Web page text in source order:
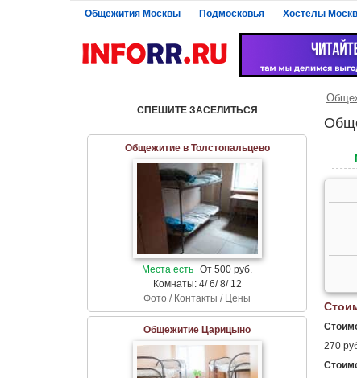
Общежития Москвы Подмосковья Хостелы
СПЕШИТЕ ЗАСЕЛИТЬСЯ
Общежитие в Толстопальцево
Места есть От 500 руб.
Комнаты: 4/ 6/ 8/ 12
Фото / Контакты / Цены
Общежитие Царицыно
270